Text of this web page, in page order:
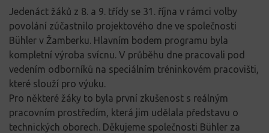
Jedenáct žáků z 8. a 9. třídy se 31. října v rámci volby
povolání zúčastnilo projektového dne ve společnosti
Bühler v Žamberku. Hlavním bodem programu byla
kompletní výroba svícnu. V průběhu dne pracovali pod
vedením odborníků na speciálním tréninkovém pracovišti,
které slouží pro výuku.
Pro některé žáky to byla první zkušenost s reálným
pracovním prostředím, která jim udělala představu o
technických oborech. Děkujeme společnosti Bühler za